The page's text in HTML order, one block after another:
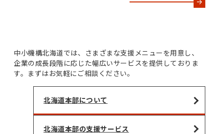
中小機構北海道では、さまざまな支援メニューを用意し、
企業の成長段階に応じた幅広いサービスを提供しておりま
す。まずはお気軽にご相談ください。
北海道本部について
北海道本部の支援サービス